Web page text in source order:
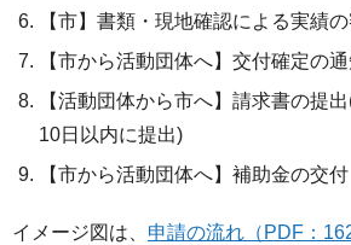
【市】書類・現地確認による実績
【市から活動団体へ】交付確定の
【活動団体から市へ】請求書の提
10日以内に提出)
【市から活動団体へ】補助金の交付
イメージ図は、 申請の流れ（PDF：